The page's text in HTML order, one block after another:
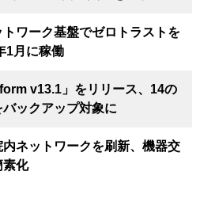
ワーク基盤でゼロトラストを
1月に稼働
v13.1」をリリース、14の
ックアップ対象に
ネットワークを刷新、機器交
素化